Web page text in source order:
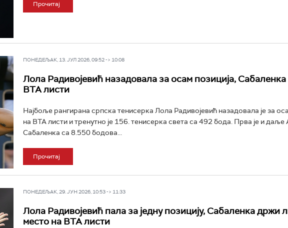
Прочитај
ПОНЕДЕЉАК, 13. ЈУЛ 2026, 09:52 -> 10:08
Лола Радивојевић назадовала за осам позиција,
ВТА листи
Најбоље рангирана српска тенисерка Лола Радивојевић назадовала је за
на ВТА листи и тренутно је 156. тенисерка света са 492 бода. Прва је и даље
Сабаленка са 8.550 бодова...
Прочитај
ПОНЕДЕЉАК, 29. ЈУН 2026, 10:53 -> 11:33
Лола Радивојевић пала за једну позицију, Сабаленка држи
место на ВТА листи